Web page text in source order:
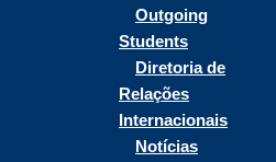
Outgoing
Students
Diretoria de
Relações
Internacionais
Notícias